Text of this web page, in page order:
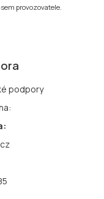
provozovatele.
podpory